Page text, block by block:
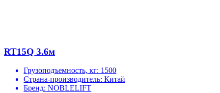
RT15Q 3.6м
Грузоподъемность, кг: 1500
Страна-производитель: Китай
Бренд: NOBLELIFT